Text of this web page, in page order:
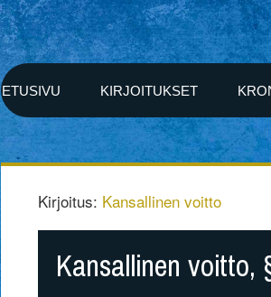
ETUSIVU KIRJOITUKSET
Kirjoitus: Kansallinen voitto
Kansallinen voitto,